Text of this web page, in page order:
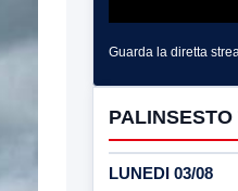
Guarda la diretta
PALINSESTO
LUNEDI 03/08